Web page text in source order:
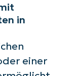
in
einer